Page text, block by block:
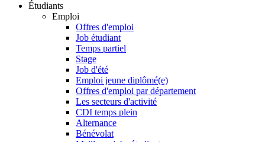
Étudiants
Emploi
Offres d'emploi
Job étudiant
Temps partiel
Stage
Job d'été
Emploi jeune diplômé(e)
Offres d'emploi par département
Les secteurs d'activité
CDI temps plein
Alternance
Bénévolat